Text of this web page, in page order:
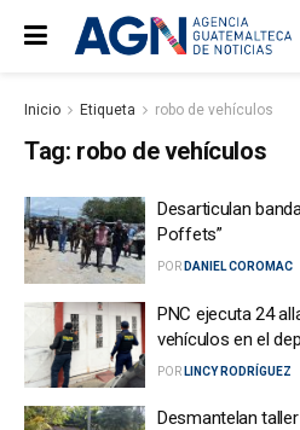
Inicio Etiqueta robo de vehículos
Tag: robo de vehículos
Desarticulan
Poffets”
POR DANIEL COROMAC
PNC ejecuta 24
vehículos en el
POR LINCY RODRÍGUEZ
Desmantelan